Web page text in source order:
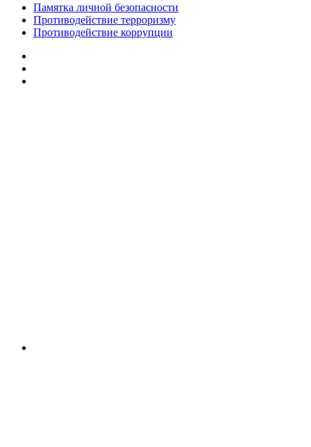
Памятка личной безопасности
Противодействие терроризму
Противодействие коррупции